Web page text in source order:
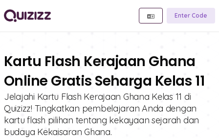
Enter Code
Kartu Flash Kerajaan Ghana
Online Gratis Seharga Kelas 11
Jelajahi Kartu Flash Kerajaan Ghana Kelas 11 di
Quizizz! Tingkatkan pembelajaran Anda dengan
kartu flash pilihan tentang kekayaan sejarah dan
budaya Kekaisaran Ghana.